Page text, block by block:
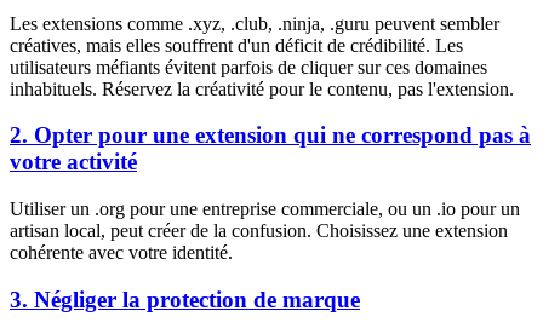
Les extensions comme .xyz, .club, .ninja, .guru peuvent sembler
créatives, mais elles souffrent d'un déficit de crédibilité. Les
utilisateurs méfiants évitent parfois de cliquer sur ces domaines
inhabituels. Réservez la créativité pour le contenu, pas l'extension.
2. Opter pour une extension qui ne correspond pas à
votre activité
Utiliser un .org pour une entreprise commerciale, ou un .io pour un
artisan local, peut créer de la confusion. Choisissez une extension
cohérente avec votre identité.
3. Négliger la protection de marque